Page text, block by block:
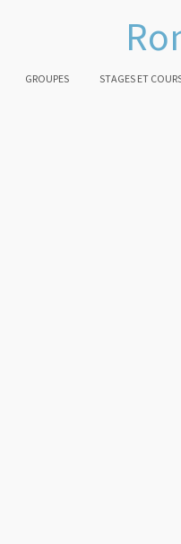
GROUPES STAGES ET